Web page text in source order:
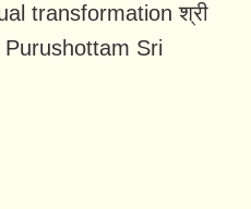
transformation श्री
Purushottam Sri